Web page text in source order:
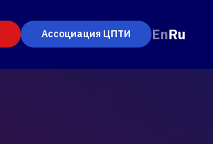
Ассоциация ЦПТИ EnRu